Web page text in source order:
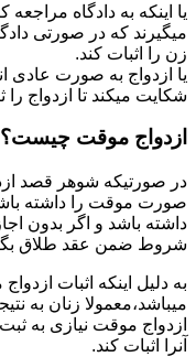
یا اینکه به دادگاه مراجعه
میگیرند که در صورتی
زن را اثبات کند.
یا ازدواج به صورت
شکایت میکند تا ازدواج را
ازدواج موقت چیست؟
در صورتیکه شوهر قصد
صورت موقت را داشته
داشته باشد و اگر بدون
شروط ضمن عقد طلاق
به دلیل اینکه اثبات
میباشد،معمولا زنان به
ازدواج موقت نیازی به
آنرا اثبات کند.